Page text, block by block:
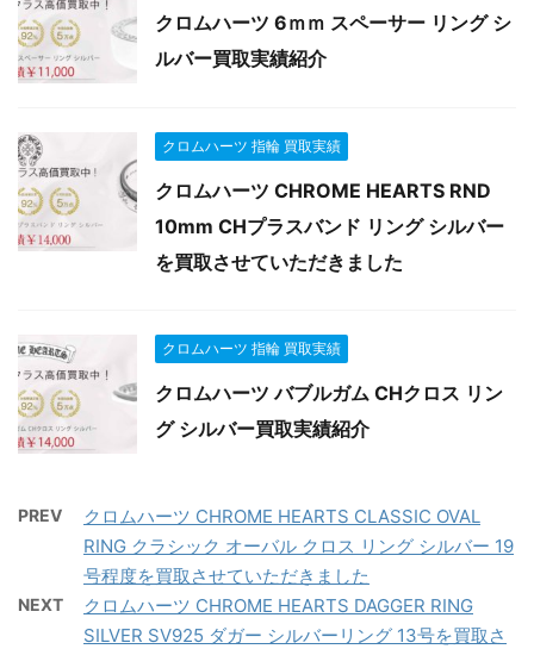
クロムハーツ 6ｍｍ スペーサー リング シ
ルバー買取実績紹介
クロムハーツ 指輪 買取実績
クロムハーツ CHROME HEARTS RND
10mm CHプラスバンド リング シルバー
を買取させていただきました
クロムハーツ 指輪 買取実績
クロムハーツ バブルガム CHクロス リン
グ シルバー買取実績紹介
PREV
クロムハーツ CHROME HEARTS CLASSIC OVAL
RING クラシック オーバル クロス リング シルバー 19
号程度を買取させていただきました
NEXT
クロムハーツ CHROME HEARTS DAGGER RING
SILVER SV925 ダガー シルバーリング 13号を買取さ